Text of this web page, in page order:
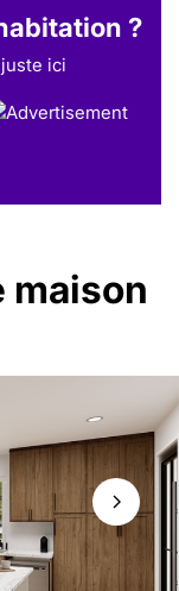
?
ici
maison